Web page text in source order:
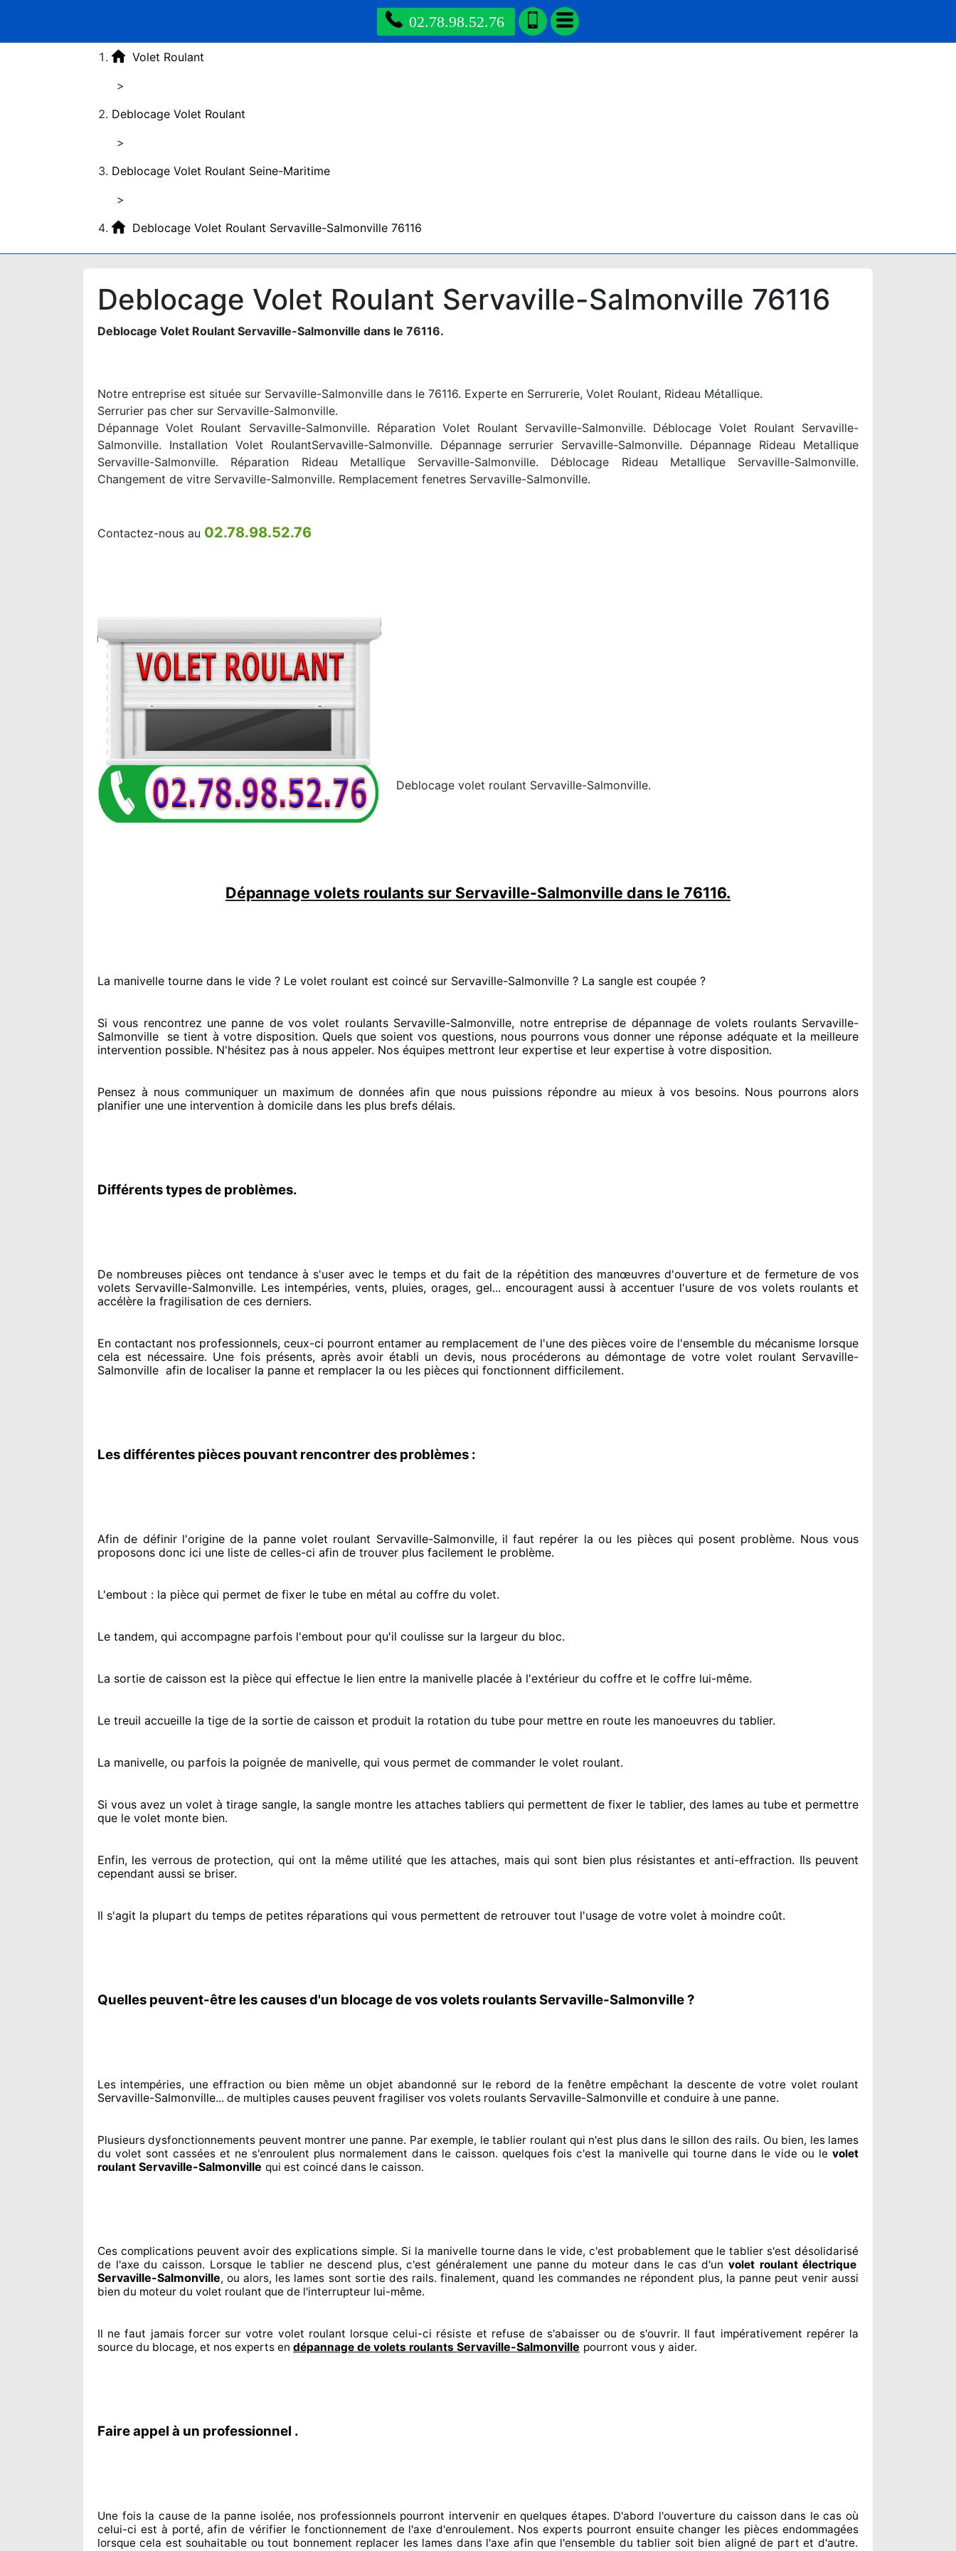
02.78.98.52.76
Volet Roulant
>
Deblocage Volet Roulant
>
Deblocage Volet Roulant Seine-Maritime
>
Deblocage Volet Roulant Servaville-Salmonville 76116
Deblocage Volet Roulant Servaville-Salmonville 76116
Deblocage Volet Roulant Servaville-Salmonville dans le 76116.
Notre entreprise est située sur Servaville-Salmonville dans le 76116. Experte en Serrurerie, Volet Roulant, Rideau Métallique.
Serrurier pas cher sur Servaville-Salmonville.
Dépannage Volet Roulant Servaville-Salmonville. Réparation Volet Roulant Servaville-Salmonville. Déblocage Volet Roulant Servaville-
Salmonville. Installation Volet RoulantServaville-Salmonville. Dépannage serrurier Servaville-Salmonville. Dépannage Rideau Metallique
Servaville-Salmonville. Réparation Rideau Metallique Servaville-Salmonville. Déblocage Rideau Metallique Servaville-Salmonville.
Changement de vitre Servaville-Salmonville. Remplacement fenetres Servaville-Salmonville.
Contactez-nous au 02.78.98.52.76
Deblocage volet roulant Servaville-Salmonville.
Dépannage volets roulants sur Servaville-Salmonville dans le 76116.
La manivelle tourne dans le vide ? Le volet roulant est coincé sur Servaville-Salmonville ? La sangle est coupée ?
Si vous rencontrez une panne de vos volet roulants Servaville-Salmonville, notre entreprisede dépannage de volets roulants Servaville-
Salmonville
se tient à votre disposition. Quels que soient vos questions, nous pourrons vous donner une réponse adéquateet la meilleure
intervention possible. N'hésitez pas à nous appeler. Nos équipes mettront leur expertise et leur expertise à votre disposition.
Pensez à nous communiquerun maximum de données afin que nous puissions répondre au mieux à vos besoins. Nous pourrons alors
planifier une une intervention à domicile dans les plus brefs délais.
Différents types de problèmes.
De nombreuses pièces ont tendance à s'user avec le temps et du fait de la répétition des manœuvres d'ouverture et de fermeture de vos
volets Servaville-Salmonville. Les intempéries, vents, pluies, orages, gel... encouragent aussi à accentuer l'usure de vos volets roulants et
accélère la fragilisation de ces derniers.
En contactant nos professionnels, ceux-ci pourront entamer au remplacement de l'une des pièces voire de l'ensembledu mécanisme lorsque
cela est nécessaire. Une fois présents, après avoir établi un devis, nous procéderons au démontage de votre volet roulant Servaville-
Salmonville afin de localiser la panne et remplacer la ou les pièces qui fonctionnent difficilement.
Les différentes pièces pouvant rencontrer des problèmes :
Afin de définir l'originede la panne volet roulant Servaville-Salmonville, il faut repérer la ou les pièces qui posent problème. Nous vous
proposons donc ici une liste de celles-ci afin de trouver plus facilement le problème.
L'embout : la pièce qui permet de fixer le tube en métal au coffre du volet.
Le tandem, qui accompagne parfois l'embout pour qu'il coulisse sur la largeur du bloc.
La sortie de caisson est la pièce qui effectue le lien entre la manivelle placée à l'extérieur du coffre et le coffre lui-même.
Le treuil accueille la tige de la sortie de caisson et produit la rotation du tube pour mettre en route les manoeuvres du tablier.
La manivelle, ou parfois la poignée de manivelle, qui vous permet de commander le volet roulant.
Si vous avez un volet à tirage sangle, la sangle montreles attaches tabliers qui permettent de fixer le tablier, des lames au tube et permettre
que le volet monte bien.
Enfin, les verrous de protection, qui ont la même utilité que les attaches, mais qui sont bien plus résistanteset anti-effraction. Ils peuvent
cependant aussi se briser.
Il s'agit la plupart du temps de petites réparations qui vous permettent de retrouver tout l'usage de votre volet à moindre coût.
Quelles peuvent-être les causes d'un blocage de vos volets roulants Servaville-Salmonville ?
Les intempéries, une effraction ou bien même un objet abandonné sur le rebord de la fenêtre empêchant la descente de votre volet roulant
Servaville-Salmonville... de multiples causes peuvent fragiliser vos volets roulants Servaville-Salmonville et conduire à une panne.
Plusieurs dysfonctionnements peuvent montrer une panne. Par exemple, le tablier roulant qui n'est plus dans le sillon des rails. Ou bien, les lames
du volet sont casséeset ne s'enroulent plus normalement dans le caisson. quelques fois c'est la manivelle qui tourne dans le vide ou levolet
roulant Servaville-Salmonville qui est coincé dans le caisson.
Ces complications peuvent avoir des explications simple. Si la manivelle tourne dans le vide, c'est probablement que le tablier s'est désolidarisé
de l'axe du caisson. Lorsque le tablier ne descend plus, c'est généralement une panne du moteur dans le cas d'un volet roulant électrique
Servaville-Salmonville, ou alors, les lames sont sortiedes rails. finalement, quand les commandes ne répondent plus, la panne peut venir aussi
bien du moteur du volet roulant que de l'interrupteur lui-même.
Il ne faut jamais forcer sur votre volet roulant lorsque celui-ci résiste et refuse de s'abaisser ou de s'ouvrir. Il faut impérativement repérerla
source du blocage, et nos experts en dépannage de volets roulants Servaville-Salmonville pourront vous y aider.
Faire appel à un professionnel .
Une fois la causede la panne isolée, nos professionnels pourront intervenir en quelques étapes. D'abord l'ouverture du caisson dans le cas où
celui-ci est à porté, afin de vérifier le fonctionnement de l'axe d'enroulement. Nos expertspourront ensuite changer les pièces endommagées
lorsque cela est souhaitable ou tout bonnement replacer les lames dans l'axe afin que l'ensemble du tablier soit bien aligné de part et d'autre.